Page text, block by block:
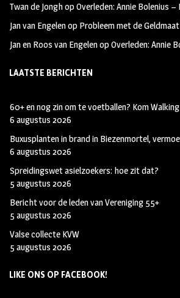
Twan de JonghopOverleden: Annie Bolenius –
Jan van Engelenop Probleem met de Geldmaat
Jan en Roos van EngelenopOverleden: Annie
LAATSTE BERICHTEN
60+ en nog zin om te voetballen? Kom
6 augustus 2026
Buxusplanten in brand in Biezenmortel,
6 augustus 2026
Spreidingswet asielzoekers: hoe zit dat?
5 augustus 2026
Bericht voor de leden van Vereniging 55+
5 augustus 2026
Valse collecte KVW
5 augustus 2026
LIKE ONS OP FACEBOOK!